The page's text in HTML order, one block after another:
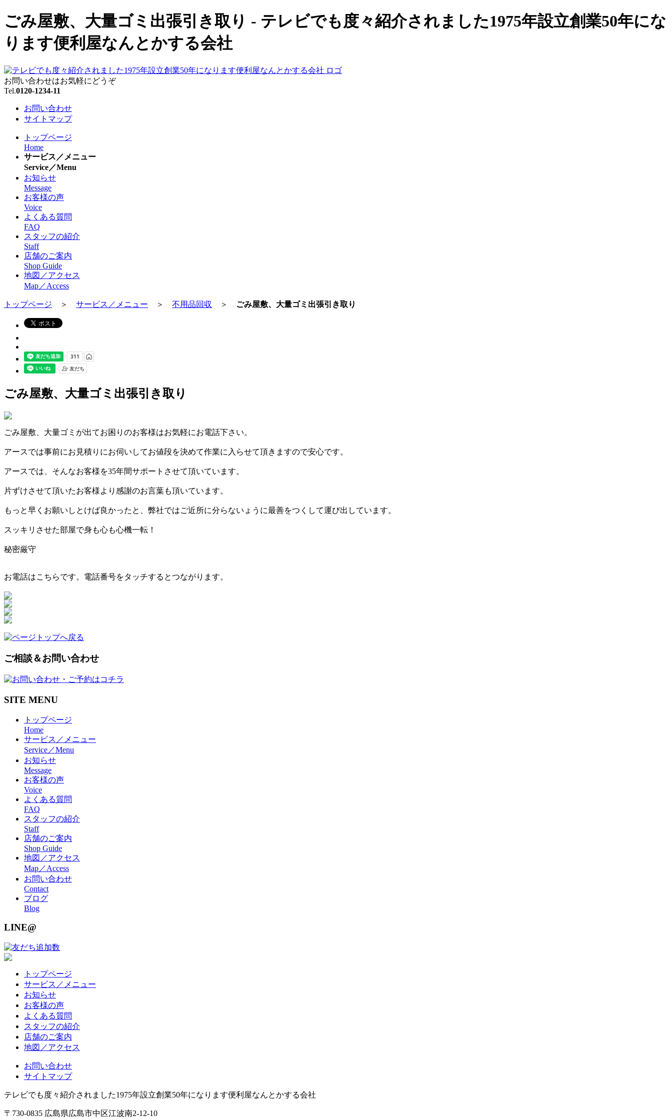
ごみ屋敷、大量ゴミ出張引き取り - テレビでも度々紹介されました1975年設立創業50年にな
ります便利屋なんとかする会社
お問い合わせはお気軽にどうぞ
Tel.0120-1234-11
お問い合わせ
サイトマップ
トップページ
Home
サービス／メニュー
Service／Menu
お知らせ
Message
お客様の声
Voice
よくある質問
FAQ
スタッフの紹介
Staff
店舗のご案内
Shop Guide
地図／アクセス
Map／Access
トップページ ＞ サービス／メニュー ＞ 不用品回収 ＞ ごみ屋敷、大量ゴミ出張引き取り
ごみ屋敷、大量ゴミ出張引き取り
ごみ屋敷、大量ゴミが出てお困りのお客様はお気軽にお電話下さい。
アースでは事前にお見積りにお伺いしてお値段を決めて作業に入らせて頂きますので安心です。
アースでは、そんなお客様を35年間サポートさせて頂いています。
片ずけさせて頂いたお客様より感謝のお言葉も頂いています。
もっと早くお願いしとけば良かったと、弊社ではご近所に分らないょうに最善をつくして運び出しています。
スッキリさせた部屋で身も心も心機一転！
秘密厳守
お電話はこちらです。電話番号をタッチするとつながります。
ご相談＆お問い合わせ
SITE MENU
トップページ
Home
サービス／メニュー
Service／Menu
お知らせ
Message
お客様の声
Voice
よくある質問
FAQ
スタッフの紹介
Staff
店舗のご案内
Shop Guide
地図／アクセス
Map／Access
お問い合わせ
Contact
ブログ
Blog
LINE@
トップページ
サービス／メニュー
お知らせ
お客様の声
よくある質問
スタッフの紹介
店舗のご案内
地図／アクセス
お問い合わせ
サイトマップ
テレビでも度々紹介されました1975年設立創業50年になります便利屋なんとかする会社
〒730-0835 広島県広島市中区江波南2-12-10